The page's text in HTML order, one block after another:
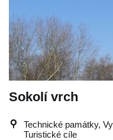
Sokolí vrch
Technické památky,
Turistické cíle